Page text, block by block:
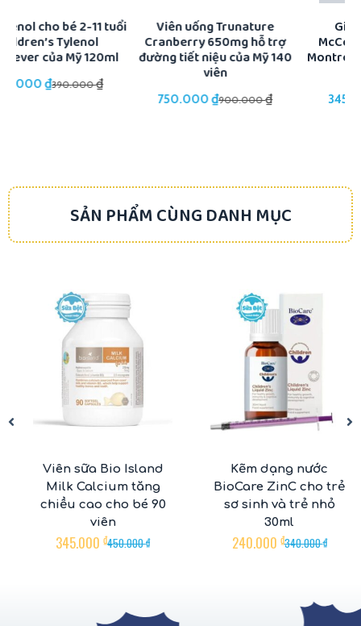
Viên uống Trunature
Cranberry 650mg hỗ trợ
đường tiết niệu của Mỹ 140
viên
Gia vị ướp thịt bò
McCormick Grill Mates
Montreal Steak Seasoning
445.000
345.000₫
SẢN PHẨM CÙNG DANH MỤC
Viên sữa Bio Island
Milk Calcium tăng
chiều cao cho bé 90
viên
450.000₫
345.000₫
Kẽm dạng nước
BioCare ZinC cho trẻ
sơ sinh và trẻ nhỏ
30ml
340.000₫
240.000₫